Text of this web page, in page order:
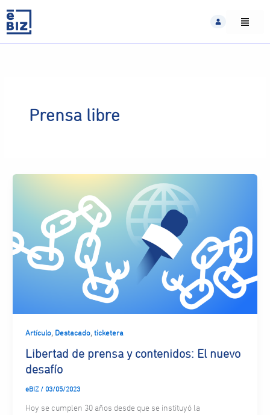
content
Prensa libre
Artículo, Destacado, ticketera
Libertad de prensa y contenidos: El nuevo
desafío
eBIZ / 03/05/2023
Hoy se cumplen 30 años desde que se instituyó la